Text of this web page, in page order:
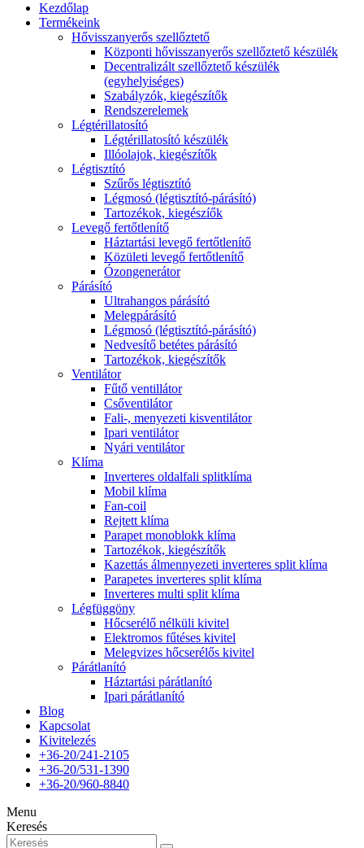
Kezdőlap
Termékeink
Hővisszanyerős szellőztető
Központi hővisszanyerős szellőztető készülék
Decentralizált szellőztető készülék
(egyhelyiséges)
Szabályzók, kiegészítők
Rendszerelemek
Légtérillatosító
Légtérillatosító készülék
Illóolajok, kiegészítők
Légtisztító
Szűrős légtisztító
Légmosó (légtisztító-párásító)
Tartozékok, kiegészíők
Levegő fertőtlenítő
Háztartási levegő fertőtlenítő
Közületi levegő fertőtlenítő
Ózongenerátor
Párásító
Ultrahangos párásító
Melegpárásító
Légmosó (légtisztító-párásító)
Nedvesítő betétes párásító
Tartozékok, kiegészítők
Ventilátor
Fűtő ventillátor
Csőventilátor
Fali-, menyezeti kisventilátor
Ipari ventilátor
Nyári ventilátor
Klíma
Inverteres oldalfali splitklíma
Mobil klíma
Fan-coil
Rejtett klíma
Parapet monoblokk klíma
Tartozékok, kiegészítők
Kazettás álmennyezeti inverteres split klíma
Parapetes inverteres split klíma
Inverteres multi split klíma
Légfüggöny
Hőcserélő nélküli kivitel
Elektromos fűtéses kivitel
Melegvizes hőcserélős kivitel
Párátlanító
Háztartási párátlanító
Ipari párátlanító
Blog
Kapcsolat
Kivitelezés
+36-20/241-2105
+36-20/531-1390
+36-20/960-8840
Menu
Keresés